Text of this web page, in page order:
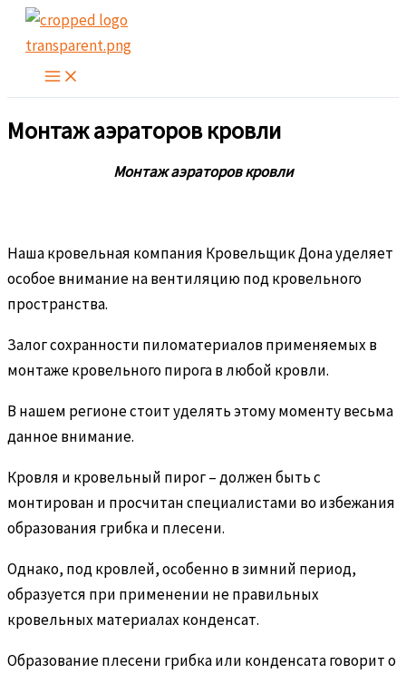
Перейти
содержимому
Монтаж аэраторов кровли
Монтаж аэраторов кровли
Наша кровельная компания Кровельщик Дона уделяет
особое внимание на вентиляцию под кровельного
пространства.
Залог сохранности пиломатериалов применяемых в
монтаже кровельного пирога в любой кровли.
В нашем регионе стоит уделять этому моменту весьма
данное внимание.
Кровля и кровельный пирог – должен быть с
монтирован и просчитан специалистами во избежания
образования грибка и плесени.
Однако, под кровлей, особенно в зимний период,
образуется при применении не правильных
кровельных материалах конденсат.
Образование плесени грибка или конденсата говорит о